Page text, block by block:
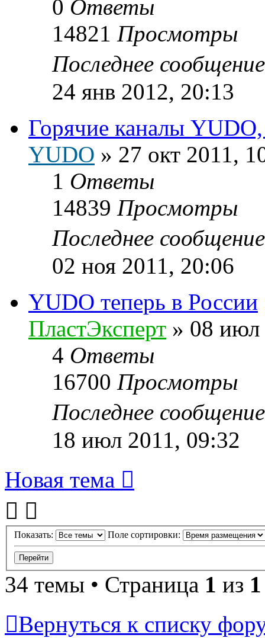
0 Ответы
14821 Просмотры
Последнее
24 янв 2012, 20:13
Горячие каналы
YUDO » 27 окт 2011,
1 Ответы
14839 Просмотры
Последнее
02 ноя 2011, 20:06
YUDO теперь в России
ПластЭксперт » 08 июл
4 Ответы
16700 Просмотры
Последнее
18 июл 2011, 09:32
Новая тема
Показать: Поле сортировки:
34 темы • Страница 1 из 1
Вернуться к списку